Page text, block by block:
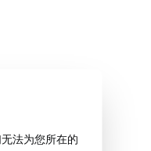
法为您所在的